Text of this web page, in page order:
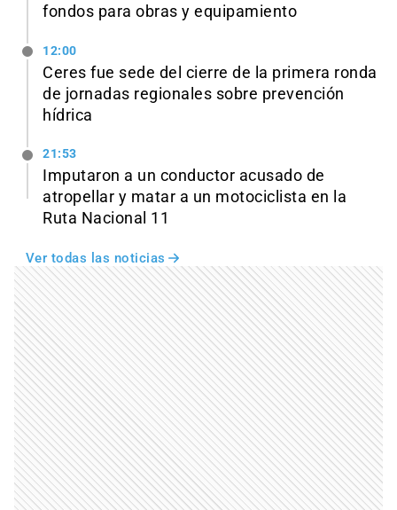
fondos para obras y equipamiento
12:00
Ceres fue sede del cierre de la primera ronda
de jornadas regionales sobre prevención
hídrica
21:53
Imputaron a un conductor acusado de
atropellar y matar a un motociclista en la
Ruta Nacional 11
Ver todas las noticias